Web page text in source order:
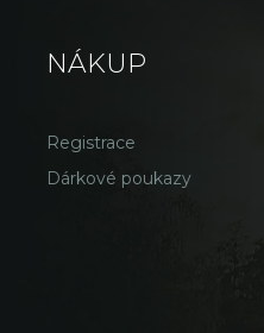
NÁKUP
Registrace
Dárkové poukazy